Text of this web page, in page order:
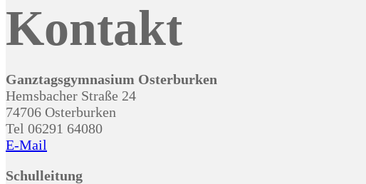
Kontakt
Ganztagsgymnasium Osterburken
Hemsbacher Straße 24
74706 Osterburken
Tel 06291 64080
E-Mail
Schulleitung